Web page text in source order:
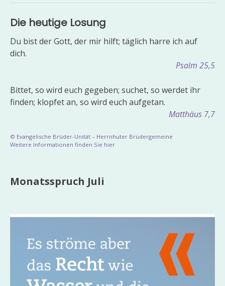
Die heutige Losung
Du bist der Gott, der mir hilft; täglich harre ich auf
dich.
Psalm 25,5
Bittet, so wird euch gegeben; suchet, so werdet ihr
finden; klopfet an, so wird euch aufgetan.
Matthäus 7,7
© Evangelische Brüder-Unität – Herrnhuter Brüdergemeine
Weitere Informationen finden Sie hier
Monatsspruch Juli